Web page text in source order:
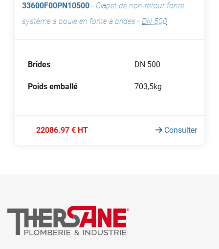
33600F00PN10500 - Clapet de non-retour fonte
système à boule en fonte à brides - DN 500
Brides DN 500
Poids emballé 703,5kg
22086.97 € HT Consulter